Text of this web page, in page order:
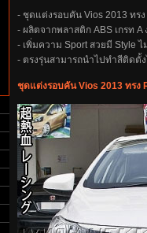
- ชุดแต่งรอบคัน Vios 2013 ทรง
- ผลิตจากพลาสติก ABS เกรท
- เพิ่มความ Sport สวยมี Style ไ
- ตรงรุ่นสามารถนำไปทำสีติดตั้
ชุดแต่งรอบคัน Vios 2013 ทรง